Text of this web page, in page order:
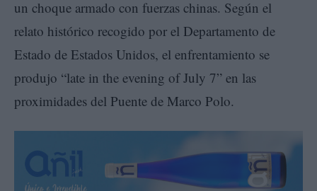
un choque armado con fuerzas chinas. Según el
relato histórico recogido por el Departamento de
Estado de Estados Unidos, el enfrentamiento se
produjo “late in the evening of July 7” en las
proximidades del Puente de Marco Polo.